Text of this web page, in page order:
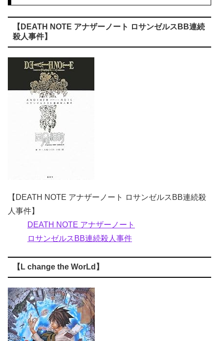
【DEATH NOTE アナザーノート ロサンゼルスBB連続
殺人事件】
【DEATH NOTE アナザーノート ロサンゼルスBB連続殺
人事件】
DEATH NOTE アナザーノート
ロサンゼルスBB連続殺人事件
【L change the WorLd】